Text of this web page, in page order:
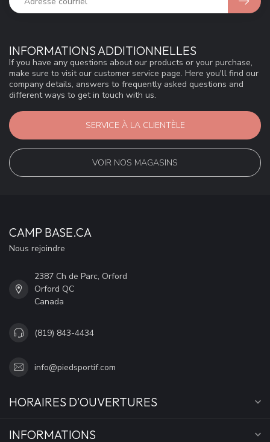
INFORMATIONS ADDITIONNELLES
If you have any questions about our products or your purchase,
make sure to visit our customer service page. Here you'll find our
company details, answers to frequently asked questions and
different ways to get in touch with us.
SERVICE À LA CLIENTÈLE
VOIR NOS MAGASINS
CAMP BASE.CA
Nous rejoindre
2387 Ch de Parc, Orford
Orford QC
Canada
(819) 843-4434
info@piedsportif.com
HORAIRES D'OUVERTURES
INFORMATIONS